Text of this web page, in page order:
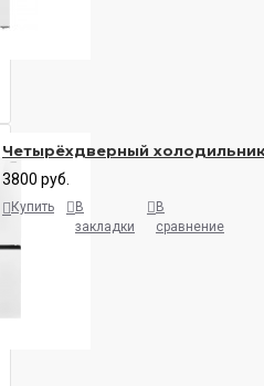
Четырёхдверный холодильник
3800 руб.
Купить
В
закладки
В
сравнение